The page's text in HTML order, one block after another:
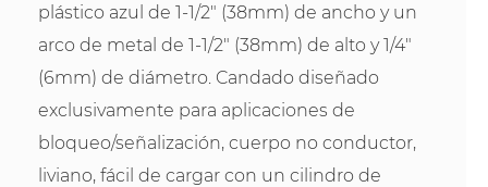
plástico azul de 1-1/2" (38mm) de ancho y un
arco de metal de 1-1/2" (38mm) de alto y 1/4"
(6mm) de diámetro. Candado diseñado
exclusivamente para aplicaciones de
bloqueo/señalización, cuerpo no conductor,
liviano, fácil de cargar con un cilindro de